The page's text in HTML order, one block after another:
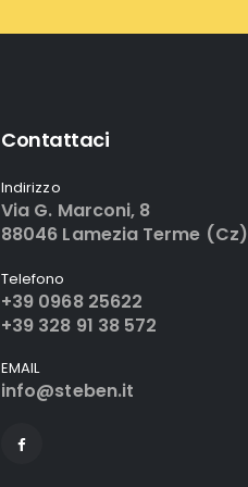
Contattaci
Indirizzo
Via G. Marconi, 8
88046 Lamezia Terme (Cz)
Telefono
+39 0968 25622
+39 328 91 38 572
EMAIL
info@steben.it